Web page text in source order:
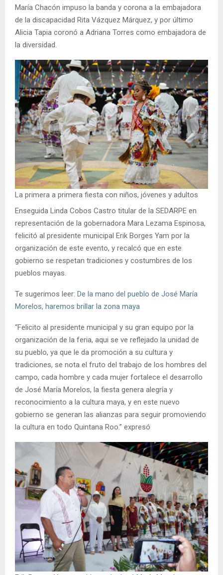
María Chacón impuso la banda y corona a la embajadora
de la discapacidad Rita Vázquez Márquez, y por último
Alicia Tapia coronó a Adriana Torres como embajadora de
la diversidad.
La primera a primera fiesta con niños, jóvenes y adultos
Enseguida Linda Cobos Castro titular de la SEDARPE en
representación de la gobernadora Mara Lezama Espinosa,
felicitó al presidente municipal Erik Borges Yam por la
organización de este evento, y recalcó que en este
gobierno se respetan tradiciones y costumbres de los
pueblos mayas.
Te sugerimos leer: De la mano del pueblo de José María
Morelos, haremos brillar la zona maya
“Felicito al presidente municipal y su gran equipo por la
organización de la feria, aqui se ve reflejado la unidad de
su pueblo, ya que le da promoción a su cultura y
tradiciones, se nota el fruto del trabajo de los hombres del
campo, cada hombre y cada mujer fortalece el desarrollo
de José María Morelos, la fiesta genera alegría y
reconocimiento a la cultura maya, y en este nuevo
gobierno se generan las alianzas para seguir promoviendo
la cultura en todo Quintana Roo.” expresó